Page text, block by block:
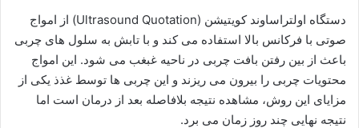
دستگاه اولتراساوند کویتیشن (Ultrasound Quotation) از امواج
صوتی با فرکانس بالا استفاده می کند و با تابش به سلول های چربی
باعث از بین رفتن بافت چربی در ناحیه غبغب می شود. این امواج
محتویات چربی را بیرون می ریزند و این چربی ها توسط غذذ یکی از
مزایای این روش، مشاهده نتیجه بلافاصله بعد از درمان است اما
نتیجه نهایی چند روز زمان می برد.